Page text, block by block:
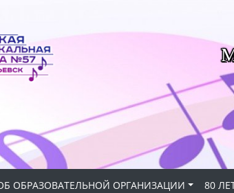
ОБРАЗОВАТЕЛЬНОЙ ОРГАНИЗАЦИИ 80